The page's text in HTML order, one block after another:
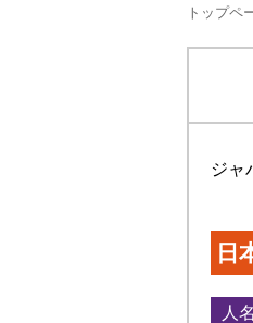
トップペ
ジャ
日
人名